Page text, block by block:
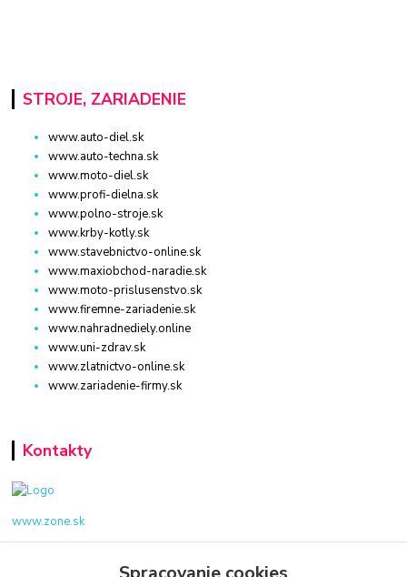
STROJE, ZARIADENIE
www.auto-diel.sk
www.auto-techna.sk
www.moto-diel.sk
www.profi-dielna.sk
www.polno-stroje.sk
www.krby-kotly.sk
www.stavebnictvo-online.sk
www.maxiobchod-naradie.sk
www.moto-prislusenstvo.sk
www.firemne-zariadenie.sk
www.nahradnediely.online
www.uni-zdrav.sk
www.zlatnictvo-online.sk
www.zariadenie-firmy.sk
Kontakty
www.zone.sk
+421 940 949 000